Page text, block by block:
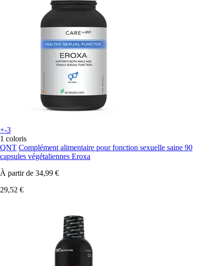
+-3
1 coloris
QNT Complément alimentaire pour fonction sexuelle saine 90
capsules végétaliennes Eroxa
À partir de 34,99 €
29,52 €